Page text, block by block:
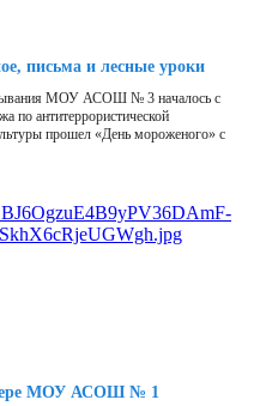
письма и лесные уроки
МОУ АСОШ № 3 началось с
по антитеррористической
прошел «День мороженого» с
МОУ АСОШ № 1